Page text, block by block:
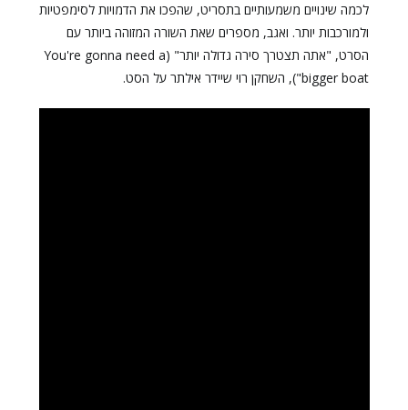
לכמה שינויים משמעותיים בתסריט, שהפכו את הדמויות לסימפטיות
ולמורכבות יותר. ואגב, מספרים שאת השורה המזוהה ביותר עם
הסרט, "אתה תצטרך סירה גדולה יותר" (You're gonna need a
bigger boat"), השחקן רוי שיידר אילתר על הסט.